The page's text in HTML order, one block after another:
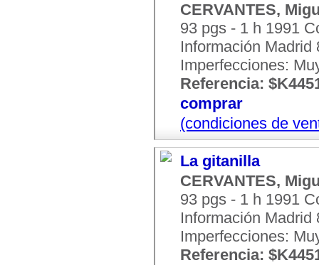
CERVANTES,
93 pgs - 1 h 1991
Información Madrid
Imperfecciones:
Referencia:
comprar
(condiciones de
La gitanilla
CERVANTES,
93 pgs - 1 h 1991
Información Madrid
Imperfecciones:
Referencia: